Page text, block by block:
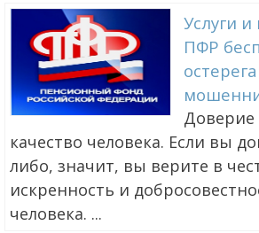
Услуги
ПФР
Доверие
качество человека. Если вы
либо, значит, вы верите в
искренность и
человека. ...